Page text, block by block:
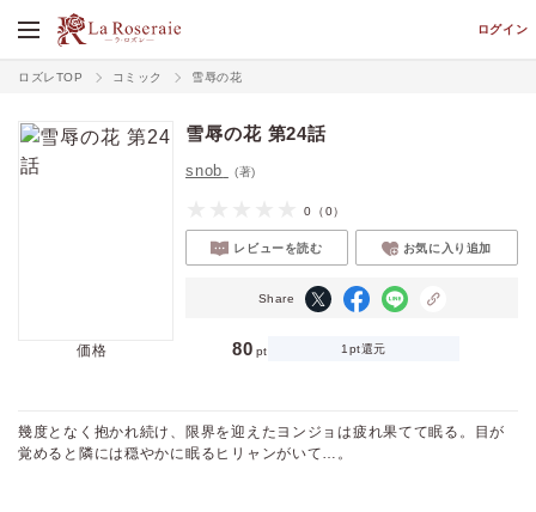
ログイン
ロズレTOP コミック 雪辱の花
雪辱の花 第24話
snob (著)
0 （0）
レビューを読む お気に入り追加
Share
価格 80 pt 1pt還元
幾度となく抱かれ続け、限界を迎えたヨンジョは疲れ果てて眠る。目が
覚めると隣には穏やかに眠るヒリャンがいて…。